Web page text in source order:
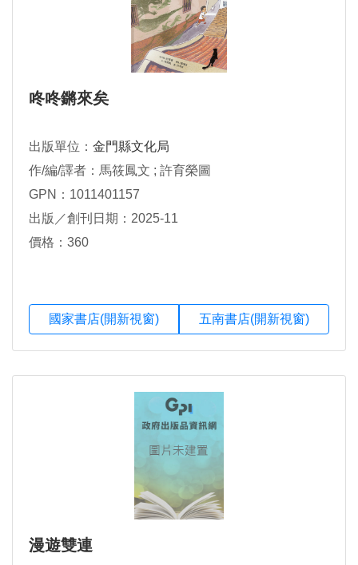
咚咚鏘來矣
出版單位： 金門縣文化局
作/編/譯者：馬筱鳳文 ; 許育榮圖
GPN：1011401157
出版／創刊日期：2025-11
價格：360
國家書店(開新視窗) 五南書店(開新視窗)
漫遊雙連